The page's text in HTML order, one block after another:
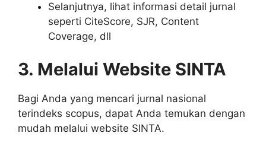
Selanjutnya, lihat informasi detail jurnal
seperti CiteScore, SJR, Content
Coverage, dll
3. Melalui Website SINTA
Bagi Anda yang mencari jurnal nasional
terindeks scopus, dapat Anda temukan dengan
mudah melalui website SINTA.